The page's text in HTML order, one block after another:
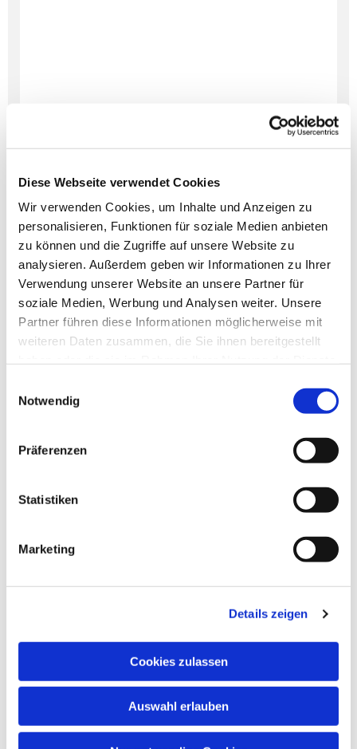
Diese Webseite verwendet Cookies
Wir verwenden Cookies, um Inhalte und Anzeigen zu
personalisieren, Funktionen für soziale Medien anbieten
zu können und die Zugriffe auf unsere Website zu
analysieren. Außerdem geben wir Informationen zu Ihrer
Verwendung unserer Website an unsere Partner für
soziale Medien, Werbung und Analysen weiter. Unsere
Partner führen diese Informationen möglicherweise mit
weiteren Daten zusammen, die Sie ihnen bereitgestellt
Notwendig
Präferenzen
Statistiken
Marketing
Details zeigen
Cookies zulassen
Auswahl erlauben
Dies könnte Sie auch
interessieren